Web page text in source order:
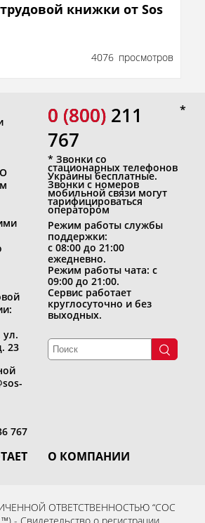
книжки от Sos
4076 просмотров
О КОМПАНИИ
Раскрытие информации
ул.
23
767
0 (800)
0 (800) 211
767
* Звонки со
стационарных телефонов
Украины бесплатные.
Звонки с номеров
мобильной связи могут
тарифицироваться
оператором
Режим работы службы
поддержки:
с 08:00 до 21:00
ежедневно.
Режим работы чата: с
09:00 до 21:00.
Сервис работает
круглосуточно и без
выходных.
ОТВЕТСТВЕННОСТЬЮ “СОС